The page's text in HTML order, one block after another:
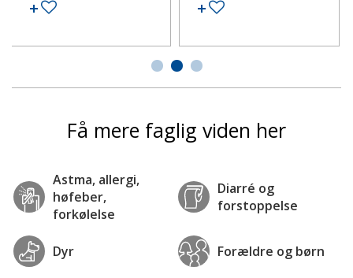
Tilføj til ønskeseddel Tilføj til ønskeseddel
Få mere faglig viden her
Astma, allergi,
høfeber,
forkølelse
Diarré og
forstoppelse
Dyr Forældre og børn